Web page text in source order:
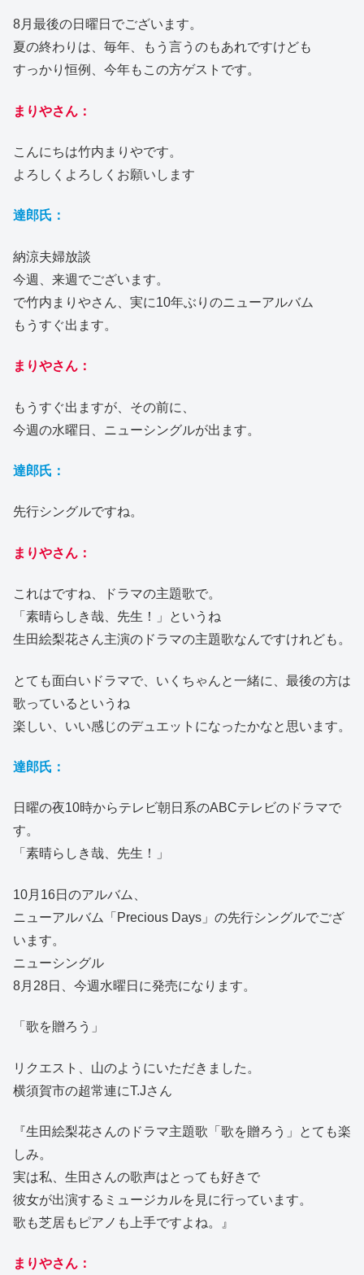
8月最後の日曜日でございます。
夏の終わりは、毎年、もう言うのもあれですけども
すっかり恒例、今年もこの方ゲストです。
まりやさん：
こんにちは竹内まりやです。
よろしくよろしくお願いします
達郎氏：
納涼夫婦放談
今週、来週でございます。
で竹内まりやさん、実に10年ぶりのニューアルバム
もうすぐ出ます。
まりやさん：
もうすぐ出ますが、その前に、
今週の水曜日、ニューシングルが出ます。
達郎氏：
先行シングルですね。
まりやさん：
これはですね、ドラマの主題歌で。
「素晴らしき哉、先生！」というね
生田絵梨花さん主演のドラマの主題歌なんですけれども。
とても面白いドラマで、いくちゃんと一緒に、最後の方は
歌っているというね
楽しい、いい感じのデュエットになったかなと思います。
達郎氏：
日曜の夜10時からテレビ朝日系のABCテレビのドラマで
す。
「素晴らしき哉、先生！」
10月16日のアルバム、
ニューアルバム「Precious Days」の先行シングルでござ
います。
ニューシングル
8月28日、今週水曜日に発売になります。
「歌を贈ろう」
リクエスト、山のようにいただきました。
横須賀市の超常連にT.Jさん
『生田絵梨花さんのドラマ主題歌「歌を贈ろう」とても楽
しみ。
実は私、生田さんの歌声はとっても好きで
彼女が出演するミュージカルを見に行っています。
歌も芝居もピアノも上手ですよね。』
まりやさん：